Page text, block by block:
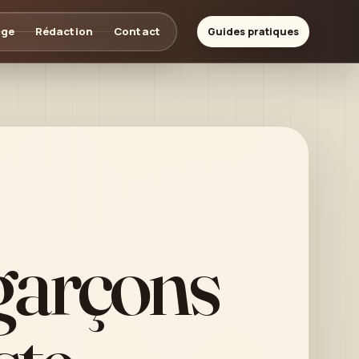
Rédaction Contact Guides pratiques